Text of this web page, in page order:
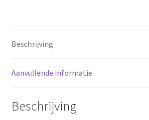
Sluitingsdagen
Beschrijving
Aanvullende informatie
Beschrijving